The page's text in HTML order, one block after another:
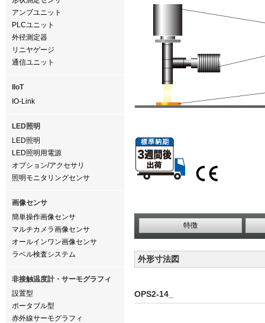
アンプユニット
PLCユニット
外径測定器
リニヤゲージ
通信ユニット
IIoT
IO-Link
LED照明
LED照明
LED照明用電源
オプション/アクセサリ
照明モニタリングセンサ
画像センサ
簡単操作画像センサ
マルチカメラ画像センサ
オールインワン画像センサ
ラベル検査システム
非接触温度計・サーモグラフィ
設置型
ポータブル型
赤外線サーモグラフィ
特徴
外形寸法図
OPS2-14_